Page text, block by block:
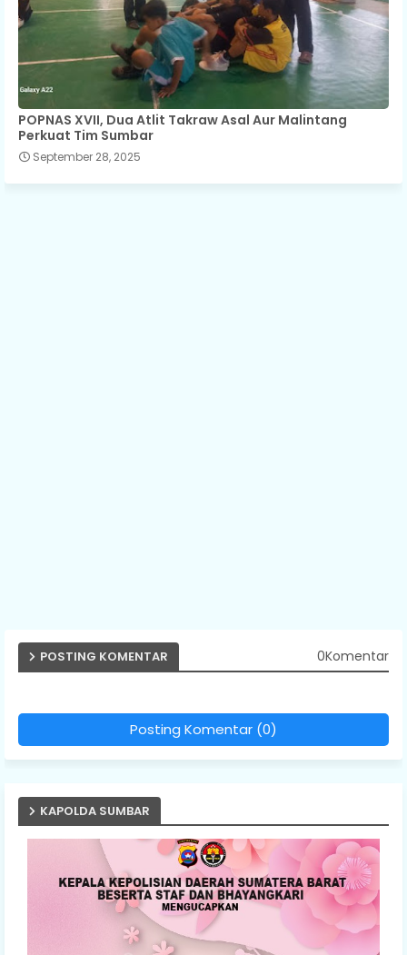
POPNAS XVII, Dua Atlit Takraw Asal Aur Malintang
Perkuat Tim Sumbar
September 28, 2025
POSTING KOMENTAR 0Komentar
Posting Komentar (0)
KAPOLDA SUMBAR